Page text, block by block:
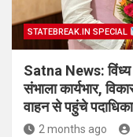
STATEBREAK.IN SPECIAL
Satna News: विंध्य
संभाला कार्यभार,
वाहन से पहुंचे
2 months ago